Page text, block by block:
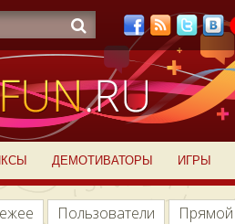
ДЕМОТИВАТОРЫ ИГРЫ
Пользователи